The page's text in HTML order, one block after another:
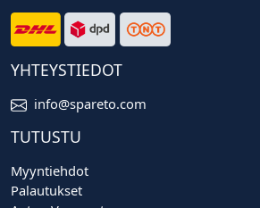
YHTEYSTIEDOT
info@spareto.com
TUTUSTU
Myyntiehdot
Palautukset